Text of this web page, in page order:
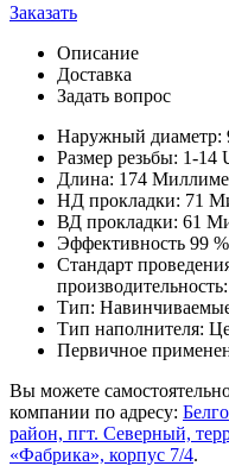
Заказать
Описание
Доставка
Задать вопрос
Наружный
Размер резьбы: 1-14
Длина: 174
НД прокладки: 71
ВД прокладки: 61
Эффективность 99
Стандарт
Тип:
Тип наполнителя:
Первичное
Вы можете
компании по адресу:
район, пгт. Северный,
«Фабрика», корпус 7/4.